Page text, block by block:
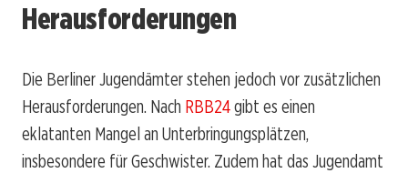
Herausforderungen
Die Berliner Jugendämter stehen jedoch vor zusätzlichen
Herausforderungen. Nach RBB24gibt es einen
eklatanten Mangel an Unterbringungsplätzen,
insbesondere für Geschwister. Zudem hat das Jugendamt